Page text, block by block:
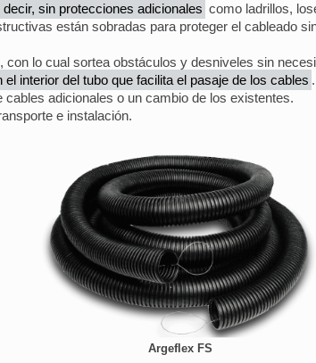
sin protecciones adicionales como ladrillos,
están sobradas para proteger el cableado
lo cual sortea obstáculos y desniveles sin
interior del tubo que facilita el pasaje de los cables
adicionales o un cambio de los existentes.
e instalación.
Argeflex FS